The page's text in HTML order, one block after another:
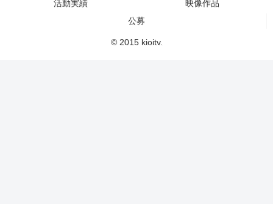
活動実績
映像作品
公募
© 2015 kioitv.